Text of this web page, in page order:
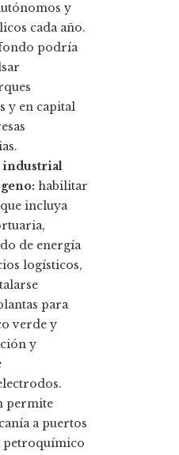
y
cada año.
podría
y en capital
industrial
habilitar
incluya
de energía
logísticos,
para
verde y
y
permite
a puertos
petroquímico